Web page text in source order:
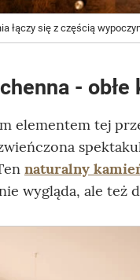
łączy się z częścią
-
elementem tej
naturalny
wygląda, ale też